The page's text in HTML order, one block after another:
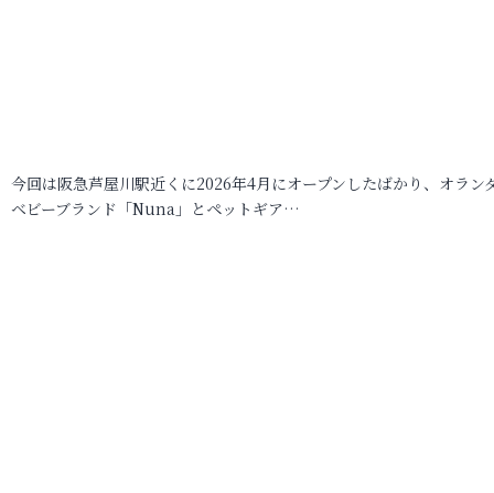
今回は阪急芦屋川駅近くに2026年4月にオープンしたばかり、オラン
ベビーブランド「Nuna」とペットギア…